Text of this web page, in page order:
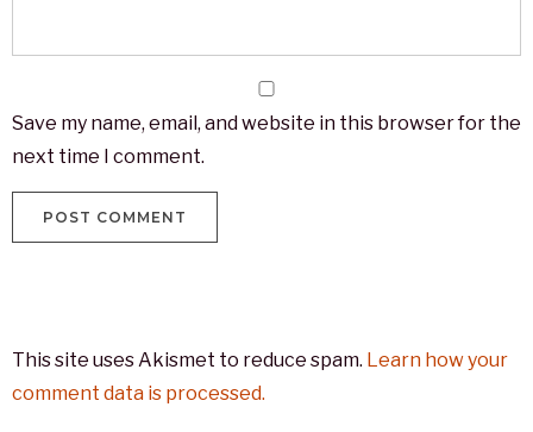
Save my name, email, and website in this browser for the
next time I comment.
This site uses Akismet to reduce spam. Learn how your
comment data is processed.